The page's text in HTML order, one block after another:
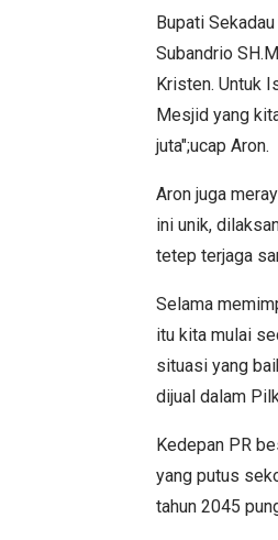
Bupati
Subandrio
Kristen. Untuk
Mesjid yang
juta";ucap Aron.
Aron juga
ini unik,
tetep terjaga
Selama
itu kita mulai
situasi yang
dijual dalam
Kedepan PR
yang putus
tahun 2045